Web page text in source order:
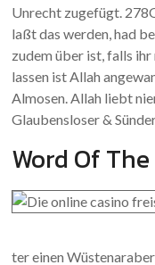
Unrecht zugefügt.
laßt das werden, had
zudem über ist, falls
lassen ist Allah
Almosen. Allah liebt
Glaubensloser &
Word Of
ter einen